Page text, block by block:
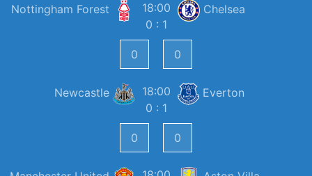
Nottingham Forest
18:00
0 : 1
Chelsea
Newcastle
18:00
0 : 1
Everton